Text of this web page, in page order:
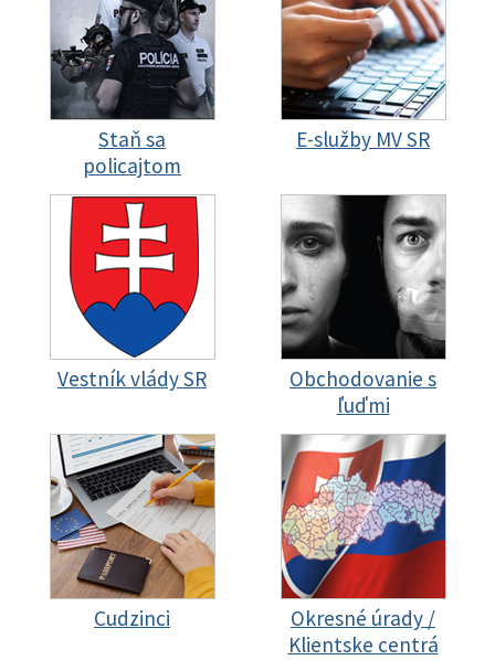
Staň sa
policajtom
E-služby MV SR
Vestník vlády SR
Obchodovanie s
ľuďmi
Cudzinci
Okresné úrady /
Klientske centrá